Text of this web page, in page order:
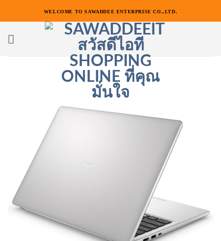
เนื้อหา
WELCOME TO SAWADDEE ENTERPRISE CO.,LTD.